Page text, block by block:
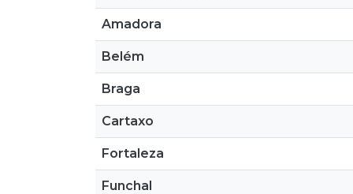
Amadora
Belém
Braga
Cartaxo
Fortaleza
Funchal